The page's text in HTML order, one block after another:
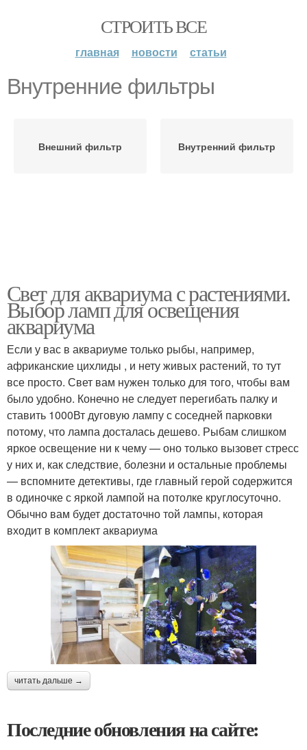
СТРОИТЬ ВСЕ
главная новости статьи
Внутренние фильтры
Внешний фильтр Внутренний фильтр
Свет для аквариума с растениями.
Выбор ламп для освещения
аквариума
Если у вас в аквариуме только рыбы, например,
африканские цихлиды , и нету живых растений, то тут
все просто. Свет вам нужен только для того, чтобы вам
было удобно. Конечно не следует перегибать палку и
ставить 1000Вт дуговую лампу с соседней парковки
потому, что лампа досталась дешево. Рыбам слишком
яркое освещение ни к чему — оно только вызовет стресс
у них и, как следствие, болезни и остальные проблемы
— вспомните детективы, где главный герой содержится
в одиночке с яркой лампой на потолке круглосуточно.
Обычно вам будет достаточно той лампы, которая
входит в комплект аквариума
читать дальше →
Последние обновления на сайте: